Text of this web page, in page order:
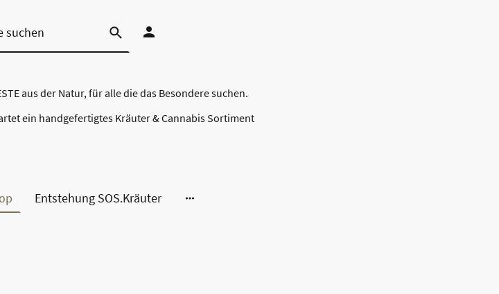
aus der Natur, für alle die das Besondere suchen.
ein handgefertigtes Kräuter & Cannabis Sortiment
Entstehung SOS.Kräuter